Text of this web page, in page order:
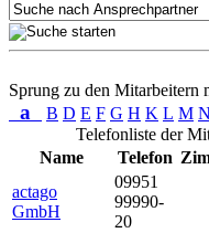
Sprung zu den Mitarbeitern
a B D E F G H K L M N
Telefonliste der
Name
Telefon
actago
GmbH
09951
99990-
20